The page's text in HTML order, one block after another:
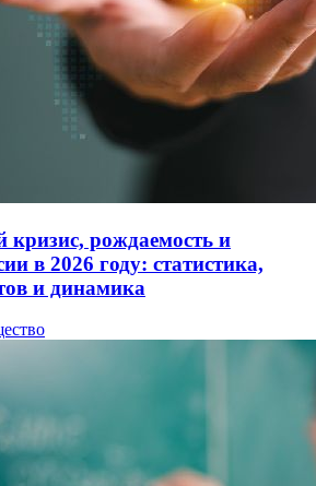
кризис, рождаемость и
в 2026 году: статистика,
и динамика